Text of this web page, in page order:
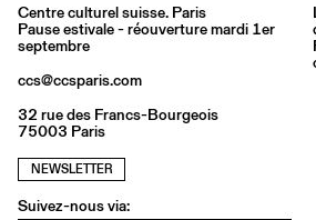
Centre culturel suisse. Paris
Pause estivale - réouverture mardi 1er
septembre
ccs@ccsparis.com
32 rue des Francs-Bourgeois
75003 Paris
NEWSLETTER
Suivez-nous via: